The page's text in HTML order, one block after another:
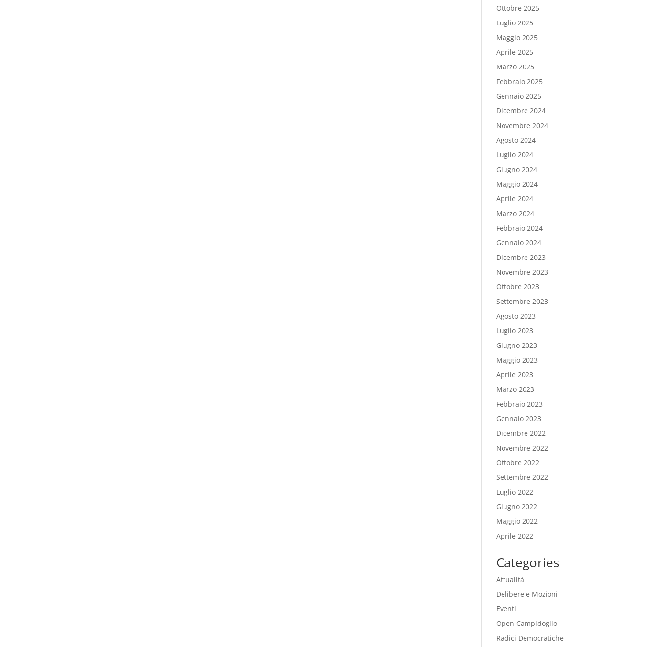
Ottobre 2025
Luglio 2025
Maggio 2025
Aprile 2025
Marzo 2025
Febbraio 2025
Gennaio 2025
Dicembre 2024
Novembre 2024
Agosto 2024
Luglio 2024
Giugno 2024
Maggio 2024
Aprile 2024
Marzo 2024
Febbraio 2024
Gennaio 2024
Dicembre 2023
Novembre 2023
Ottobre 2023
Settembre 2023
Agosto 2023
Luglio 2023
Giugno 2023
Maggio 2023
Aprile 2023
Marzo 2023
Febbraio 2023
Gennaio 2023
Dicembre 2022
Novembre 2022
Ottobre 2022
Settembre 2022
Luglio 2022
Giugno 2022
Maggio 2022
Aprile 2022
Categories
Attualità
Delibere e Mozioni
Eventi
Open Campidoglio
Radici Democratiche